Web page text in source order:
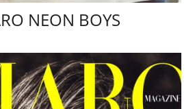
NEON BOYS